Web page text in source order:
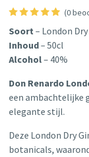
(0
Soort– London Dry
Inhoud– 50cl
Alcohol– 40%
Don Renardo
een ambachtelijke
elegante stijl.
Deze London Dry
botanicals,